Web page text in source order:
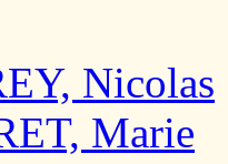
Nicolas
Marie